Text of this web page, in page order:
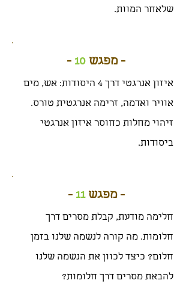
שלאחר המוות.
- מפגש 10
-
איזון אנרגטי דרך 4 היסודות: אש, מים
אוויר ואדמה, זרימה אנרגטית טורס.
זיהוי מחלות כחוסר איזון אנרגטי
ביסודות.
- מפגש11
-
חלימה מודעת, קבלת מסרים דרך
חלומות. מה קורה לנשמה שלנו בזמן
חלום? כיצד לכוון את הנשמה שלנו
להבאת מסרים דרך חלומות?